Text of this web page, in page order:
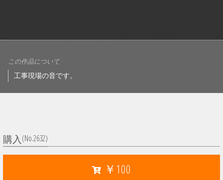
この作品について
工事現場の音です。
購入 (No.2632)
￥100